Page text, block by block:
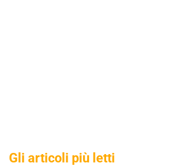
Gli articoli più letti